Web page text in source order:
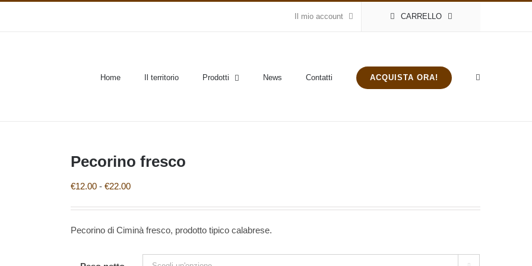
Il mio account CARRELLO
Home Il territorio Prodotti News Contatti ACQUISTA ORA!
Pecorino fresco
€12.00 - €22.00Fascia
da
€12.00
Pecorino di Ciminà fresco, prodotto tipico calabrese.